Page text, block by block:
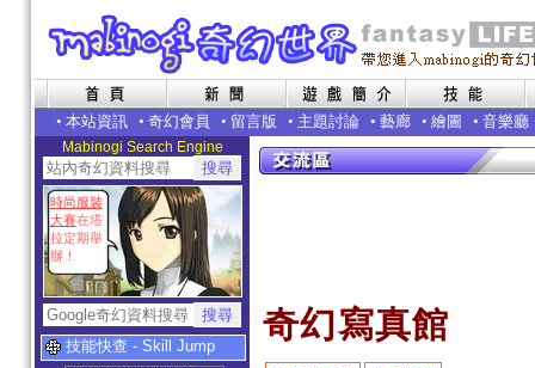
• 本站資訊 • 奇幻會員 • 留言版 • 主題討論 • 藝廊 • 繪圖 • 音樂廳
Mabinogi Search Engine
時尚服裝
大賽在塔
拉定期舉
辦！
技能快查 - Skill Jump
奇幻寫真館